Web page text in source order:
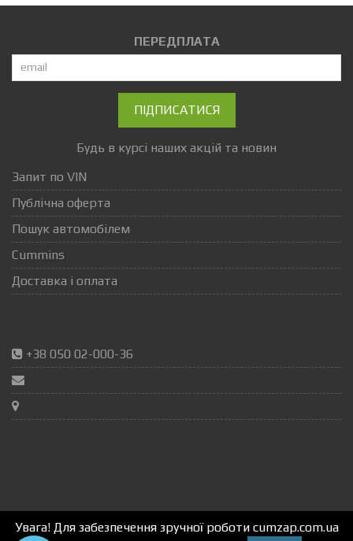
ПЕРЕДПЛАТА
ПІДПИСАТИСЯ
Будь в курсі наших акцій та новин
Запит по VIN
Публічна оферта
Пошук автомобілем
Cummins
Доставка і оплата
+38 050 02-000-36
Увага! Для забезпечення зручної роботи cumzap.com.ua